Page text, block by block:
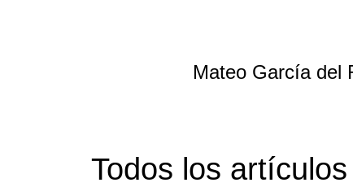
Mateo García del
Todos los